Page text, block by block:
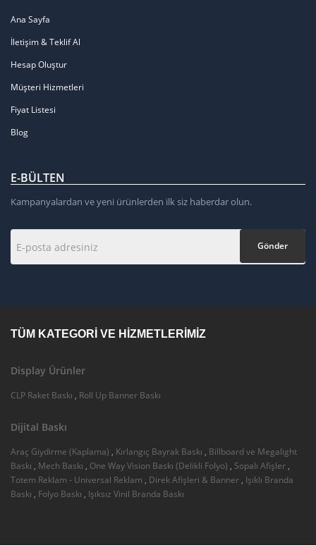
Ana Sayfa
İletişim & Teklif Al
Hesap Oluştur
Müşteri Hizmetleri
Fiyat Listesi
Blog
E-BÜLTEN
Kampanyalardan ve yeni ürünlerden ilk siz haberdar olun.
Gönder
TÜM KATEGORI VE HIZMETLERIMIZ
Display Ürünler
CLP Raket Baskı , Roll Up Banner Baskı
Dijital Baskı
Araç Giydirme (Kaplama) , Kırlangıç Bayrak Baskı , Billboard ve Megalight
Baskı , Mech Baskı , One Way Vision Baskı (Delikli Folyo) , Sopalı Afişler ,
Totem Reklam - Universal Reklam , Direk Afişleri & Banner , Işıklı Branda
Baskı , Folyo Baskı , Işıksız Vinil Branda Baskı